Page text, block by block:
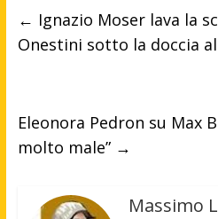
← Ignazio Moser lava la
Onestini sotto la doccia
Eleonora Pedron su Max
molto male” →
Massimo